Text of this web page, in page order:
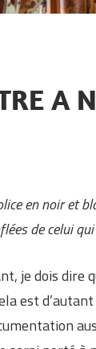
A
en noir et
de celui
je dois dire
est